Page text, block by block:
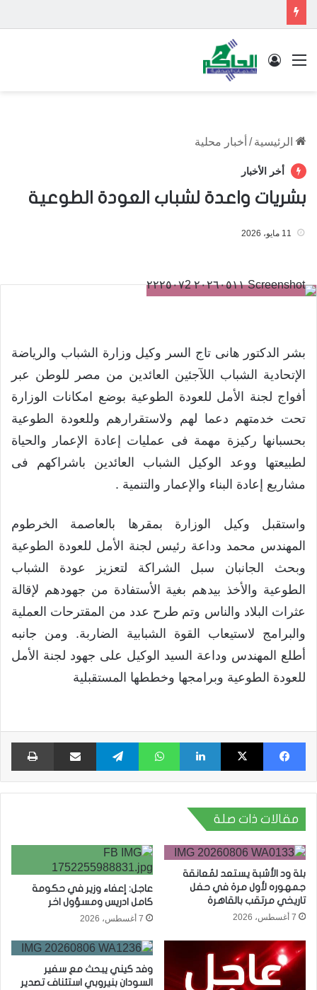
القائمة تسجيل الدخول
الرئيسية / أخبار محلية
أخر الأخبار
بشريات واعدة لشباب العودة الطوعية
11 مايو، 2026
بشر الدكتور هانى تاج السر وكيل وزارة الشباب والرياضة
الإتحادية الشباب اللآجئين العائدين من مصر للوطن عبر
أفواج لجنة الأمل للعودة الطوعية بوضع امكانات الوزارة
تحت خدمتهم دعما لهم ولاستقرارهم وللعودة الطوعية
بحسبانها ركيزة مهمة فى عمليات إعادة الإعمار والحياة
لطبيعتها ووعد الوكيل الشباب العائدين باشراكهم فى
مشاريع إعادة البناء والإعمار والتنمية .
واستقبل وكيل الوزارة بمقرها بالعاصمة الخرطوم
المهندس محمد وداعة رئيس لجنة الأمل للعودة الطوعية
وبحث الجانبان سبل الشراكة لتعزيز عودة الشباب
الطوعية والأخذ بيدهم بغية الأستفادة من جهودهم لإقالة
عثرات البلاد والناس وتم طرح عدد من المقترحات العملية
والبرامج لاستيعاب القوة الشبابية الضاربة. ومن جانبه
أطلع المهندس وداعة السيد الوكيل على جهود لجنة الأمل
للعودة الطوعية وبرامجها وخططها المستقبلية
فيسبوك X لينكدإن واتساب تيلقرام مشاركة عبر البريد
مقالات ذات صلة
بلة ود الأشبة يستعد لمُعانقة
جمهوره لأول مرة في حفل
تاريخي مرتقب بالقاهرة
7 أغسطس، 2026
عاجل: إعفاء وزير في حكومة
كامل ادريس ومسؤول اخر
7 أغسطس، 2026
وفد كيني يبحث مع سفير
السودان بنيروبي استئناف تصدير